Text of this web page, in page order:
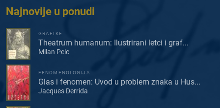
Najnovije u ponudi
GRAFIKE
Theatrum humanum: Ilustrirani letci i graf...
Milan Pelc
FENOMENOLOGIJA
Glas i fenomen: Uvod u problem znaka u Hus...
Jacques Derrida